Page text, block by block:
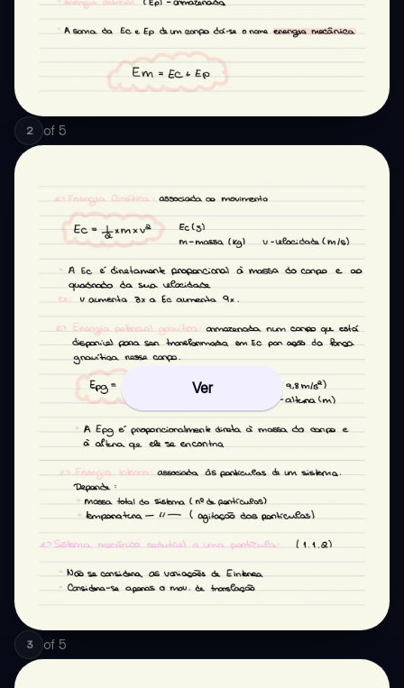
2 of 5
Ver
3 of 5